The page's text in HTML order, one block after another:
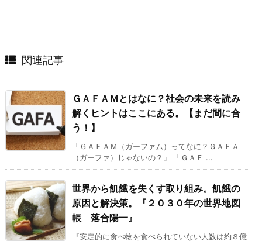
関連記事
ＧＡＦＡＭとはなに？社会の未来を読み
解くヒントはここにある。【まだ間に合
う！】
「ＧＡＦＡＭ（ガーファム）ってなに？ＧＡＦＡ
（ガーファ）じゃないの？」 「ＧＡＦ ...
世界から飢餓を失くす取り組み。飢餓の
原因と解決策。『２０３０年の世界地図
帳 落合陽一』
『安定的に食べ物を食べられていない人数は約８億